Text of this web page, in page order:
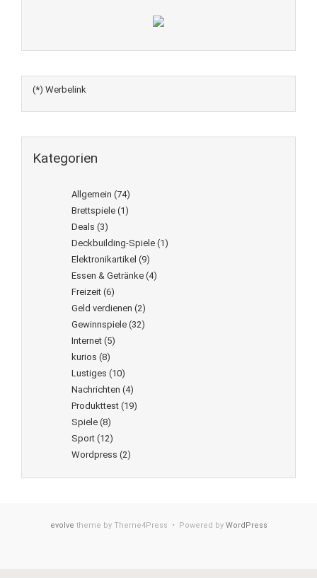
(*) Werbelink
Kategorien
Allgemein (74)
Brettspiele (1)
Deals (3)
Deckbuilding-Spiele (1)
Elektronikartikel (9)
Essen & Getränke (4)
Freizeit (6)
Geld verdienen (2)
Gewinnspiele (32)
Internet (5)
kurios (8)
Lustiges (10)
Nachrichten (4)
Produkttest (19)
Spiele (8)
Sport (12)
Wordpress (2)
evolve theme by Theme4Press • Powered by WordPress